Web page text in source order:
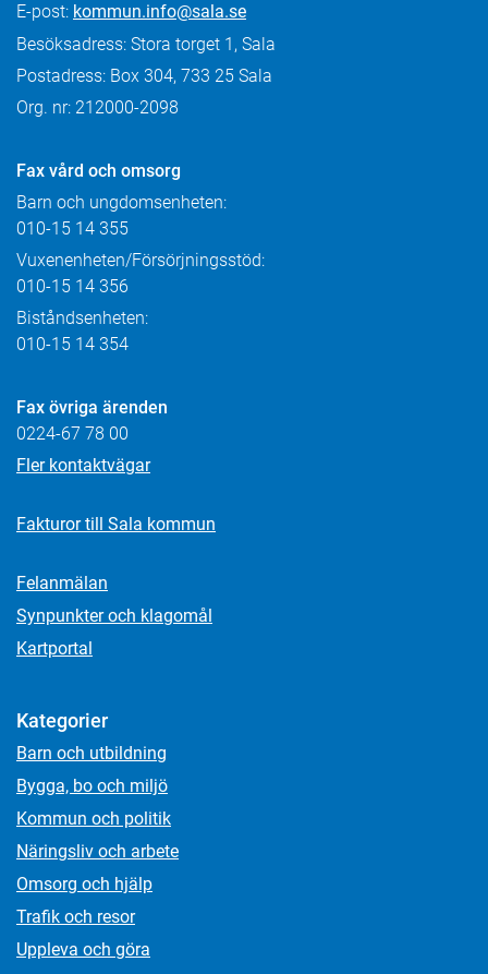
E-post: kommun.info@sala.se
Besöksadress: Stora torget 1, Sala
Postadress: Box 304, 733 25 Sala
Org. nr: 212000-2098
Fax vård och omsorg
Barn och ungdomsenheten:
010-15 14 355
Vuxenenheten/Försörjningsstöd:
010-15 14 356
Biståndsenheten:
010-15 14 354
Fax övriga ärenden
0224-67 78 00
Fler kontaktvägar
Fakturor till Sala kommun
Felanmälan
Synpunkter och klagomål
Kartportal
Kategorier
Barn och utbildning
Bygga, bo och miljö
Kommun och politik
Näringsliv och arbete
Omsorg och hjälp
Trafik och resor
Uppleva och göra